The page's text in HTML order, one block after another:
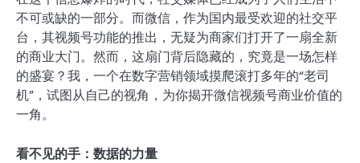
不可或缺的一部分。而微信，作为国内最受欢迎的社交平
台，其视频号功能的推出，无疑为商家们打开了一扇全新
的商业大门。然而，这扇门背后隐藏的，究竟是一场怎样
的盛宴？我，一个在数字营销领域摸爬滚打多年的“老司
机”，试图从自己的视角，为你揭开微信视频号商业价值的
一角。
看不见的手：数据的力量